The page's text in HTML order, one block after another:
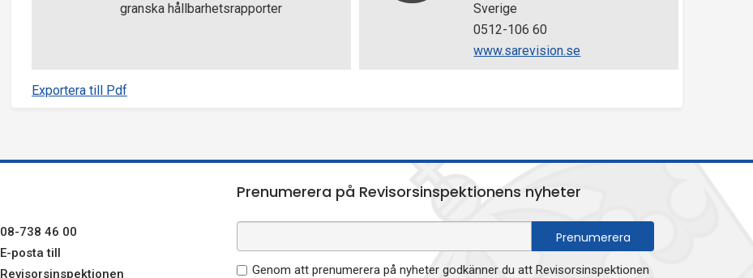
granska hållbarhetsrapporter
Sverige
0512-106 60
www.sarevision.se
Exportera till Pdf
08-738 46 00
E-posta till
Revisorsinspektionen
Prenumerera på Revisorsinspektionens nyheter
Genom att prenumerera på nyheter godkänner du att Revisorsinspektionen